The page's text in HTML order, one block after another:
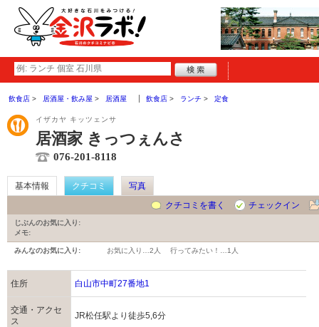
飲食店 居酒屋・飲み屋 居酒屋 飲食店 ランチ 定食
イザカヤ キッツェンサ
居酒家 きっつぇんさ
076-201-8118
基本情報 クチコミ
写真
クチコミを書く
チェックイン
じぶんのお気に入り:
メモ:
みんなのお気に入り: お気に入り… 2人 行ってみたい！… 1人
住所 白山市中町27番地1
交通・アクセ
ス
JR松任駅より徒歩5,6分